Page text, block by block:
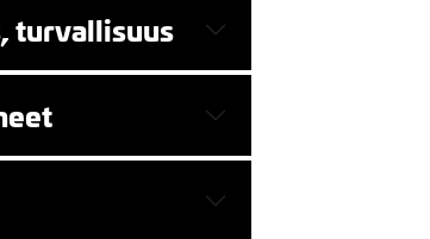
turvallisuus